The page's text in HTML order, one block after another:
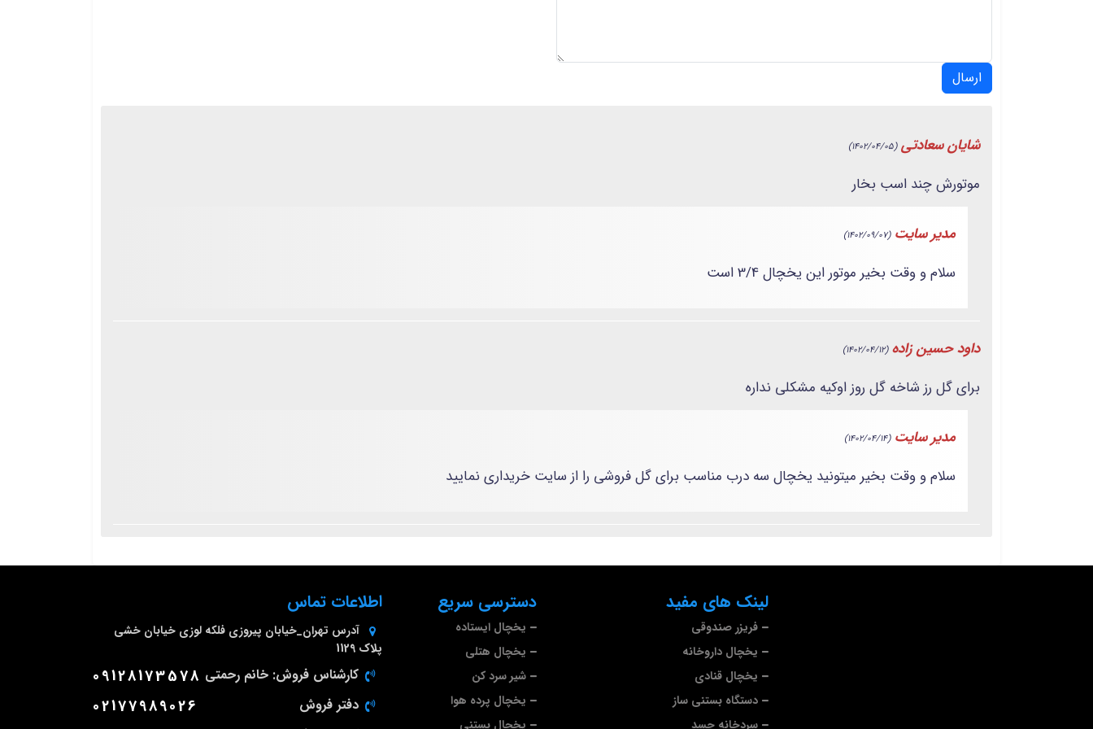
ارسال
شایان سعادتی (1402/04/05)
موتورش چند اسب بخار
مدیر سایت (1402/09/07)
سلام و وقت بخیر موتور این یخچال 3/4 است
داود حسین زاده (1402/04/12)
برای گل رز شاخه گل روز اوکیه مشکلی نداره
مدیر سایت (1402/04/14)
سلام و وقت بخیر میتونید یخچال سه درب مناسب برای گل فروشی را از سایت خریداری نمایید
لینک های مفید
فریزر صندوقی
یخچال داروخانه
یخچال قنادی
دستگاه بستنی ساز
سردخانه جسد
دسترسی سریع
یخچال ایستاده
یخچال هتلی
شیر سرد کن
یخچال پرده هوا
یخچال بستنی
اطلاعات تماس
آدرس تهران_خیابان پیروزی فلکه لوزی خیابان خشی
پلاک 1129
کارشناس فروش: خانم رحمتی 09128173578
دفتر فروش 02177989026